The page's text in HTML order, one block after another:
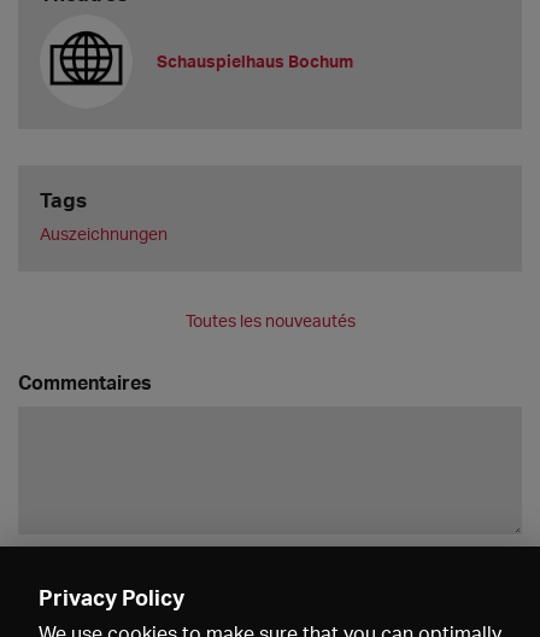
Schauspielhaus Bochum
Tags
Auszeichnungen
Toutes les nouveautés
Commentaires
Privacy Policy